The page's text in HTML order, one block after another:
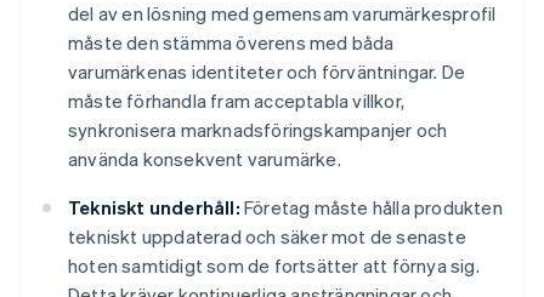
del av en lösning med gemensam varumärkesprofil
måste den stämma överens med båda
varumärkenas identiteter och förväntningar. De
måste förhandla fram acceptabla villkor,
synkronisera marknadsföringskampanjer och
använda konsekvent varumärke.
Tekniskt underhåll: Företag måste hålla produkten
tekniskt uppdaterad och säker mot de senaste
hoten samtidigt som de fortsätter att förnya sig.